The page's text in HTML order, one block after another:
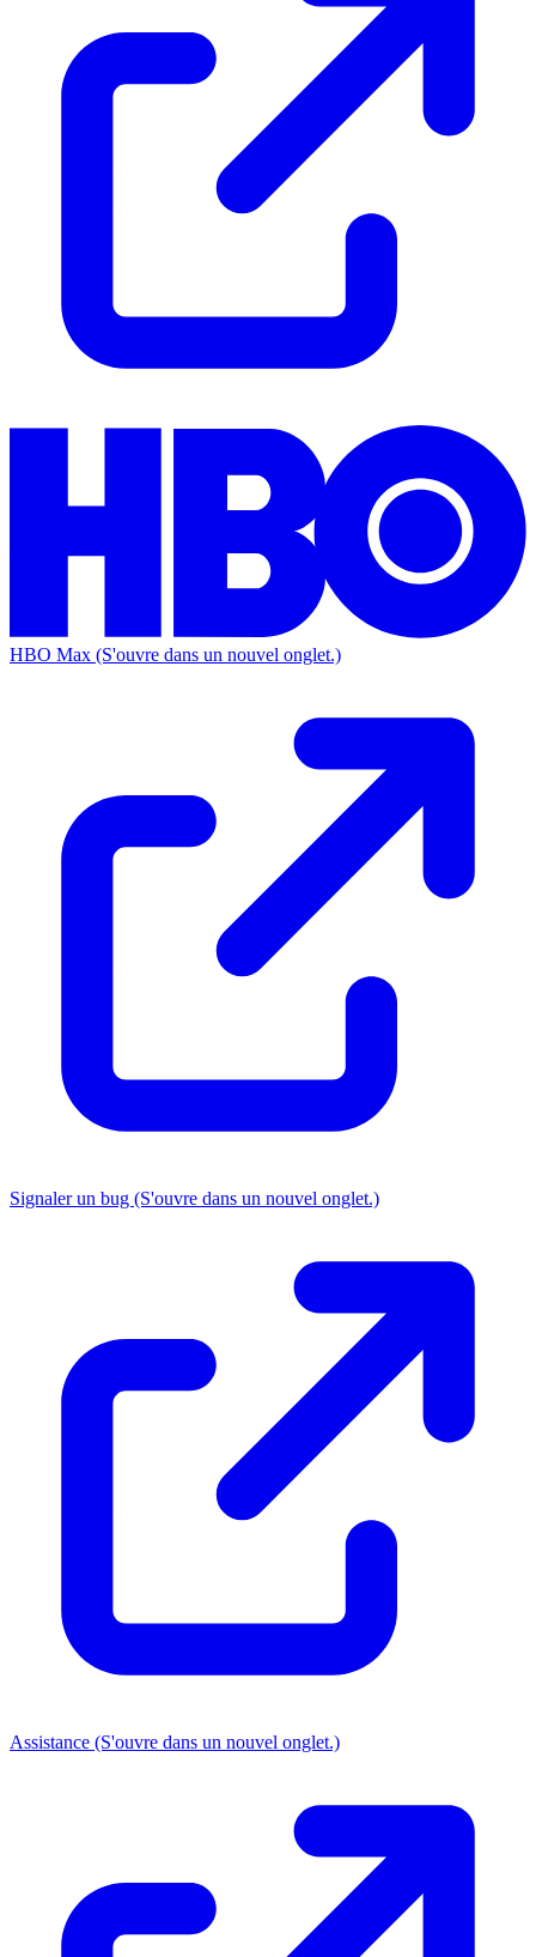
HBO Max (S'ouvre dans un nouvel onglet.)
Signaler un bug (S'ouvre dans un nouvel onglet.)
Assistance (S'ouvre dans un nouvel onglet.)